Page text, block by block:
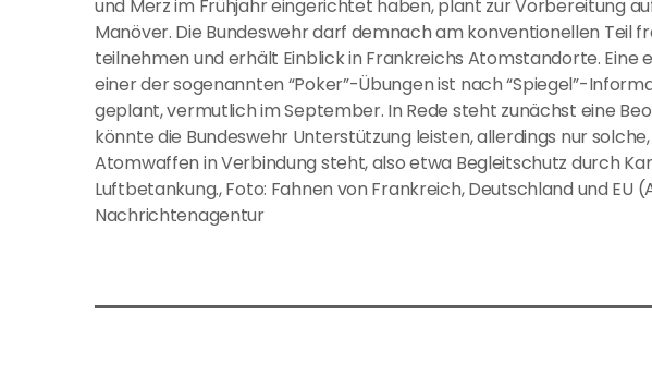
und Merz im Frühjahr eingerichtet haben, plant zur Vorbereitung
Manöver. Die Bundeswehr darf demnach am konventionellen Teil
teilnehmen und erhält Einblick in Frankreichs Atomstandorte. Eine
einer der sogenannten “Poker”-Übungen ist nach “Spiegel”-
geplant, vermutlich im September. In Rede steht zunächst eine
könnte die Bundeswehr Unterstützung leisten, allerdings nur
Atomwaffen in Verbindung steht, also etwa Begleitschutz durch
Luftbetankung., Foto: Fahnen von Frankreich, Deutschland und EU
Nachrichtenagentur